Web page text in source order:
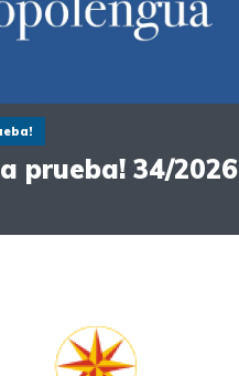
prueba! 34/2026